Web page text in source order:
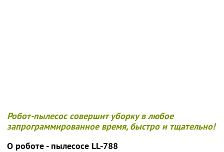
Робот-пылесос совершит уборку в любое
запрограммированное время, быстро и тщательно!
О роботе - пылесосе LL-788